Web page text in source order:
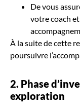
De vous
votre coach
À la suite de cette
poursuivre
2. Phase
exploration